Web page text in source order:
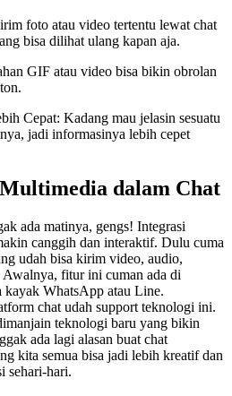
foto atau video tertentu lewat chat
bisa dilihat ulang kapan aja.
GIF atau video bisa bikin obrolan
Cepat: Kadang mau jelasin sesuatu
jadi informasinya lebih cepet
dalam Chat
ada matinya, gengs! Integrasi
canggih dan interaktif. Dulu cuma
udah bisa kirim video, audio,
fitur ini cuman ada di
kayak WhatsApp atau Line.
chat udah support teknologi ini.
teknologi baru yang bikin
ada lagi alasan buat chat
kita semua bisa jadi lebih kreatif dan
sehari-hari.